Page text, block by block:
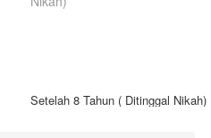
Setelah 8 Tahun ( Ditinggal Nikah)